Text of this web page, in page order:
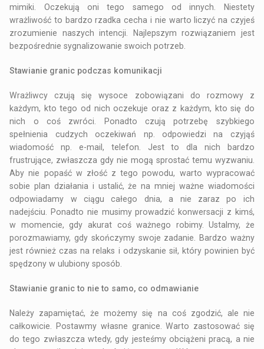
mimiki. Oczekują oni tego samego od innych. Niestety
wrażliwość to bardzo rzadka cecha i nie warto liczyć na czyjeś
zrozumienie naszych intencji. Najlepszym rozwiązaniem jest
bezpośrednie sygnalizowanie swoich potrzeb.
Stawianie granic podczas komunikacji
Wrażliwcy czują się wysoce zobowiązani do rozmowy z
każdym, kto tego od nich oczekuje oraz z każdym, kto się do
nich o coś zwróci. Ponadto czują potrzebę szybkiego
spełnienia cudzych oczekiwań np. odpowiedzi na czyjąś
wiadomość np. e-mail, telefon. Jest to dla nich bardzo
frustrujące, zwłaszcza gdy nie mogą sprostać temu wyzwaniu.
Aby nie popaść w złość z tego powodu, warto wypracować
sobie plan działania i ustalić, że na mniej ważne wiadomości
odpowiadamy w ciągu całego dnia, a nie zaraz po ich
nadejściu. Ponadto nie musimy prowadzić konwersacji z kimś,
w momencie, gdy akurat coś ważnego robimy. Ustalmy, że
porozmawiamy, gdy skończymy swoje zadanie. Bardzo ważny
jest również czas na relaks i odzyskanie sił, który powinien być
spędzony w ulubiony sposób.
Stawianie granic to nie to samo, co odmawianie
Należy zapamiętać, że możemy się na coś zgodzić, ale nie
całkowicie. Postawmy własne granice. Warto zastosować się
do tego zwłaszcza wtedy, gdy jesteśmy obciążeni pracą, a nie